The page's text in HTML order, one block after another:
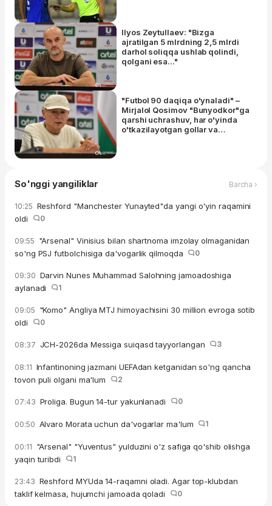
Ilyos Zeytullaev: "Bizga
ajratilgan 5 mlrdning 2,5 mlrdi
darhol soliqqa ushlab qolindi,
qolgani esa..."
"Futbol 90 daqiqa o'ynaladi" –
Mirjalol Qosimov "Bunyodkor"ga
qarshi uchrashuv, har o'yinda
o'tkazilayotgan gollar va
So'nggi yangiliklar Barcha ›
10:25 Reshford "Manchester Yunayted"da yangi o'yin raqamini
oldi
0
09:55 "Arsenal" Vinisius bilan shartnoma imzolay olmaganidan
so'ng PSJ futbolchisiga da'vogarlik qilmoqda
0
09:30 Darvin Nunes Muhammad Salohning jamoadoshiga
aylanadi
1
09:05 "Komo" Angliya MTJ himoyachisini 30 million evroga sotib
oldi
0
08:37 JCH-2026da Messiga suiqasd tayyorlangan 3
08:11 Infantinoning jazmani UEFAdan ketganidan so'ng qancha
tovon puli olgani ma'lum
2
07:43 Proliga. Bugun 14-tur yakunlanadi 0
00:50 Alvaro Morata uchun da'vogarlar ma'lum 1
00:11 "Arsenal" "Yuventus" yulduzini o'z safiga qo'shib olishga
yaqin turibdi
1
23:43 Reshford MYUda 14-raqamni oladi. Agar top-klubdan
taklif kelmasa, hujumchi jamoada qoladi
0